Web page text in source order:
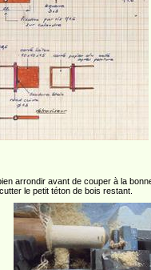
arrondir avant de couper à la
le petit téton de bois restant.